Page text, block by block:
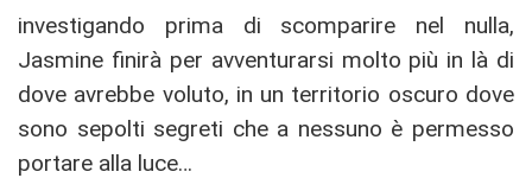
investigando prima di scomparire nel nulla,
Jasmine finirà per avventurarsi molto più in là di
dove avrebbe voluto, in un territorio oscuro dove
sono sepolti segreti che a nessuno è permesso
portare alla luce…